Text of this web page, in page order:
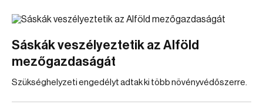
Sáskák veszélyeztetik az Alföld
mezőgazdaságát
Szükséghelyzeti engedélyt adtak ki több növényvédőszerre.